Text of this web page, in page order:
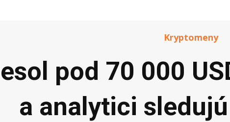
Kryptomeny
pod 70 000
a analytici